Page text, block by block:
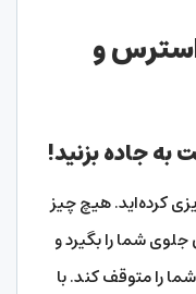
و
به جاده بزنید!
کرده‌اید. هیچ چیز
جلوی شما را بگیرد و
را متوقف کند. با